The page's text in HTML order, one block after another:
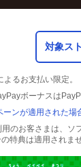
対象ス
るお支払い限定。
ボーナスは
ンが適用された場
のお客さまは、ソ
特典は適用されませ